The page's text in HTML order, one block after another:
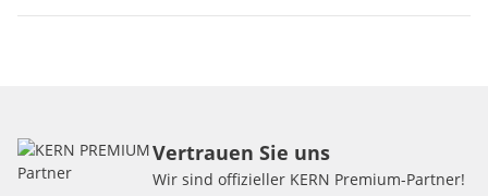
Vertrauen Sie uns
Wir sind offizieller KERN Premium-Partner!